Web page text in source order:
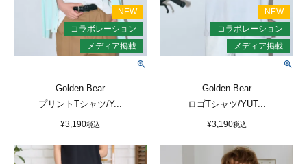
Golden Bear
プリントTシャツ/Y...
¥3,190税込
Golden Bear
ロゴTシャツ/YUT...
¥3,190税込